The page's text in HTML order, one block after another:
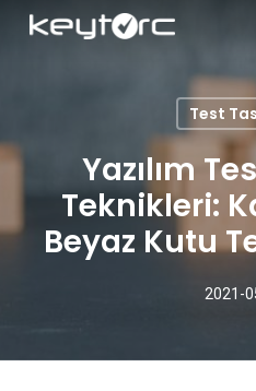
Test
Yazılım
Teknikleri:
Beyaz Kutu
2021-